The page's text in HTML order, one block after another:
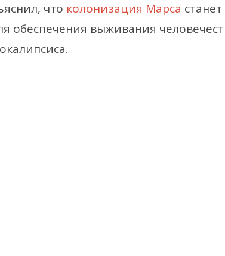
что колонизация Марса станет
выживания